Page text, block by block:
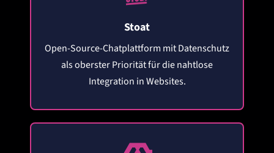
Stoat
Open-Source-Chatplattform mit Datenschutz
als oberster Priorität für die nahtlose
Integration in Websites.